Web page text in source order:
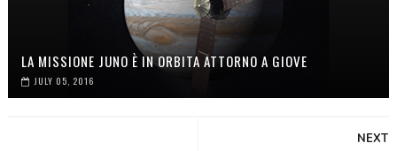
LA MISSIONE JUNO È IN ORBITA ATTORNO A GIOVE
JULY 05, 2016
NEXT